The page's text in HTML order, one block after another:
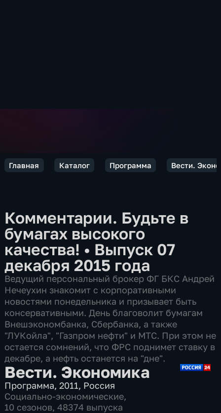
Главная Каталог Программа Вести.
Комментарии. Будьте в
бумагах высокого
качества! • Выпуск 07
декабря 2015 года
Ведущий персональный брокер ФГ БКС Андрей
Нечеухин знакомит с корпоративными
новостями понедельника и призывает быть
консервативными. День благоволит бумагам
Внешэкономбанка, Сбербанка, а также
"ЛУКойла", "Газпром нефти" и МТС. При этом не
остается сомнений, что ФРС поднимет ставку в
декабре, а нефть останется на "дне".
Вести. Экономика
Программа,2011, Россия
Социально-экономические,
10 сезонов, 48374 выпуска